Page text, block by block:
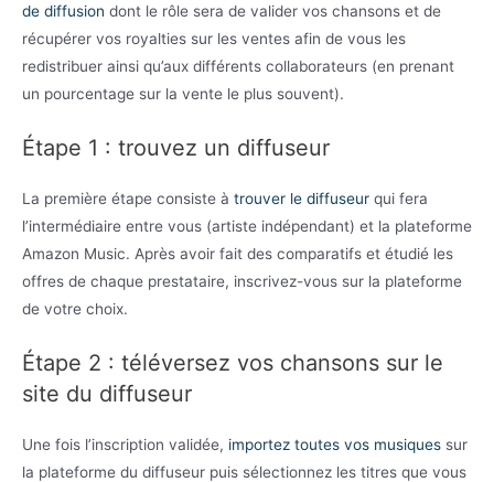
de diffusion dont le rôle sera de valider vos chansons et de
récupérer vos royalties sur les ventes afin de vous les
redistribuer ainsi qu’aux différents collaborateurs (en prenant
un pourcentage sur la vente le plus souvent).
Étape 1 : trouvez un diffuseur
La première étape consiste à trouver le diffuseur qui fera
l’intermédiaire entre vous (artiste indépendant) et la plateforme
Amazon Music. Après avoir fait des comparatifs et étudié les
offres de chaque prestataire, inscrivez-vous sur la plateforme
de votre choix.
Étape 2 : téléversez vos chansons sur le
site du diffuseur
Une fois l’inscription validée, importez toutes vos musiques sur
la plateforme du diffuseur puis sélectionnez les titres que vous